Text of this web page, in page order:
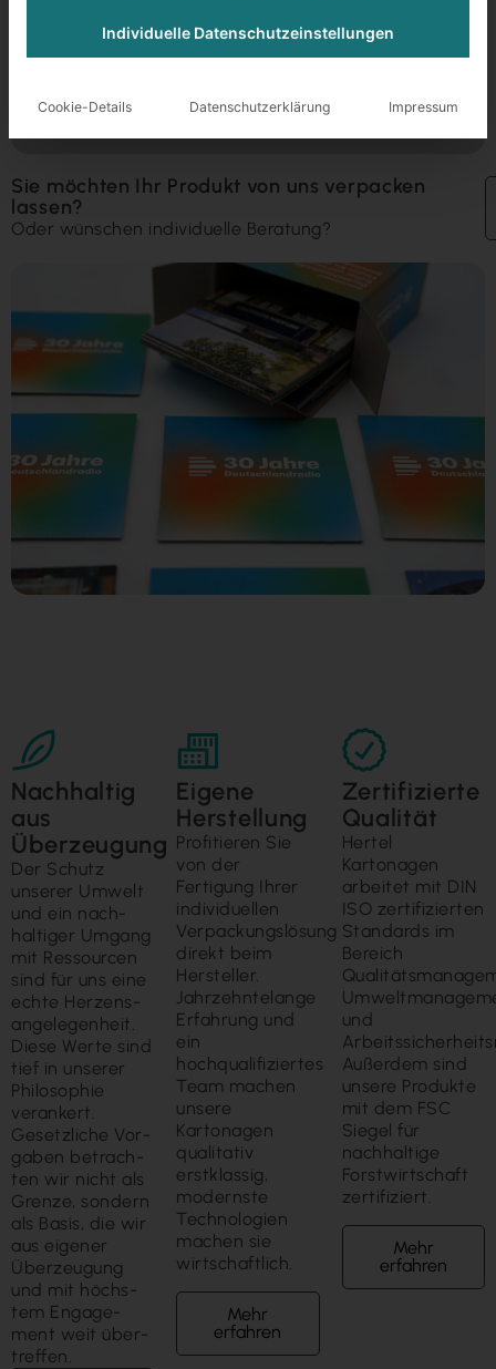
Drucken Kaschieren Stanzen
Sie möchten Ihr Produkt von uns verpacken
lassen?
Oder wünschen individuelle Beratung?
Nachhaltig
aus
Überzeugung
Der Schutz
unserer Um­welt
und ein nach­
haltiger Um­gang
mit Ressour­cen
sind für uns eine
echte Herzens­
ange­legen­heit.
Diese Werte sind
tief in unserer
Philo­sophie
veran­kert.
Gesetz­liche Vor­
gaben betrach­
ten wir nicht als
Grenze, sondern
als Basis, die wir
aus eigener
Über­zeugung
und mit höchs­
tem Engage­
ment weit über­
treffen.
Eigene
Herstellung
Profitieren Sie
von der
Fertigung Ihrer
individuellen
Verpackungslösung
direkt beim
Hersteller.
Jahrzehntelange
Erfahrung und
ein
hochqualifiziertes
Team machen
unsere
Kartonagen
qualitativ
erstklassig,
modernste
Technologien
machen sie
wirtschaftlich.
Mehr
erfahren
Zertifizierte
Qualität
Hertel
Kartonagen
arbeitet mit DIN
ISO zertifizierten
Standards im
Bereich
und
Außerdem sind
unsere Produkte
mit dem FSC
Siegel für
nachhaltige
Forstwirtschaft
zertifiziert.
Mehr
erfahren
Individuelle Datenschutzeinstellungen
Cookie-Details Datenschutzerklärung Impressum